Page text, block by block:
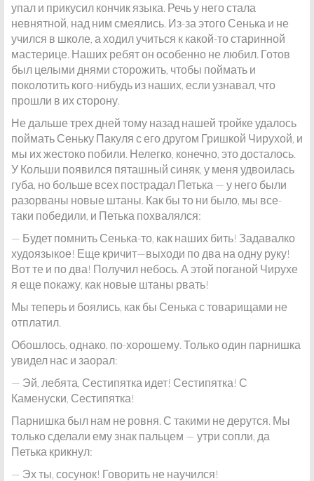
упал и прикусил кончик языка. Речь у него стала
невнятной, над ним смеялись. Из-за этого Сенька и не
учился в школе, а ходил учиться к какой-то старинной
мастерице. Наших ребят он особенно не любил. Готов
был целыми днями сторожить, чтобы поймать и
поколотить кого-нибудь из наших, если узнавал, что
прошли в их сторону.
Не дальше трех дней тому назад нашей тройке удалось
поймать Сеньку Пакуля с его другом Гришкой Чирухой, и
мы их жестоко побили. Нелегко, конечно, это досталось.
У Кольши появился пяташный синяк, у меня удвоилась
губа, но больше всех пострадал Петька — у него были
разорваны новые штаны. Как бы то ни было, мы все-
таки победили, и Петька похвалялся:
— Будет помнить Сенька-то, как наших бить! Задавалко
худоязыкое! Еще кричит—выходи по два на одну руку!
Вот те и по два! Получил небось. А этой поганой Чирухе
я еще покажу, как новые штаны рвать!
Мы теперь и боялись, как бы Сенька с товарищами не
отплатил.
Обошлось, однако, по-хорошему. Только один парнишка
увидел нас и заорал:
— Эй, лебята, Сестипятка идет! Сестипятка! С
Каменуски, Сестипятка!
Парнишка был нам не ровня. С такими не дерутся. Мы
только сделали ему знак пальцем — утри сопли, да
Петька крикнул:
— Эх ты, сосунок! Говорить не научился!